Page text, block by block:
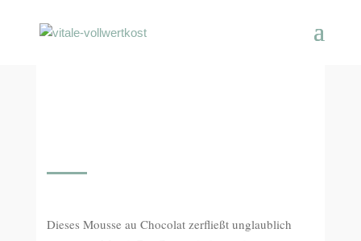
Dieses Mousse au Chocolat zerfließt unglaublich